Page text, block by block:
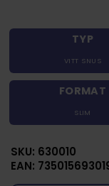
TYP
VITT SNUS
FORMAT
SLIM
SKU: 630010
EAN: